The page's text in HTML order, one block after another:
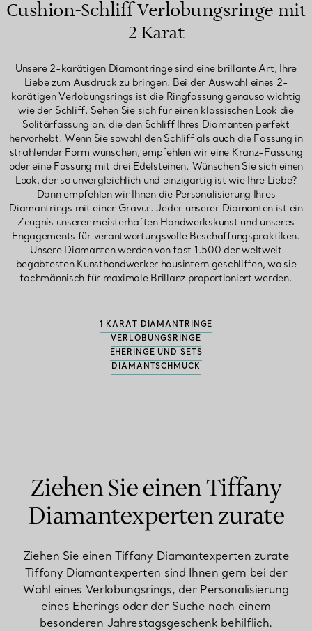
Cushion-Schliff Verlobungsringe mit
2 Karat
Unsere 2-karätigen Diamantringe sind eine brillante Art, Ihre
Liebe zum Ausdruck zu bringen. Bei der Auswahl eines 2-
karätigen Verlobungsrings ist die Ringfassung genauso wichtig
wie der Schliff. Sehen Sie sich für einen klassischen Look die
Solitärfassung an, die den Schliff Ihres Diamanten perfekt
hervorhebt. Wenn Sie sowohl den Schliff als auch die Fassung in
strahlender Form wünschen, empfehlen wir eine Kranz-Fassung
oder eine Fassung mit drei Edelsteinen. Wünschen Sie sich einen
Look, der so unvergleichlich und einzigartig ist wie Ihre Liebe?
Dann empfehlen wir Ihnen die Personalisierung Ihres
Diamantrings mit einer Gravur. Jeder unserer Diamanten ist ein
Zeugnis unserer meisterhaften Handwerkskunst und unseres
Engagements für verantwortungsvolle Beschaffungspraktiken.
Unsere Diamanten werden von fast 1.500 der weltweit
begabtesten Kunsthandwerker hausintern geschliffen, wo sie
fachmännisch für maximale Brillanz proportioniert werden.
1 KARAT DIAMANTRINGE
VERLOBUNGSRINGE
EHERINGE UND SETS
DIAMANTSCHMUCK
Ziehen Sie einen Tiffany
Diamantexperten zurate
Ziehen Sie einen Tiffany Diamantexperten zurate
Tiffany Diamantexperten sind Ihnen gern bei der
Wahl eines Verlobungsrings, der Personalisierung
eines Eherings oder der Suche nach einem
besonderen Jahrestagsgeschenk behilflich.